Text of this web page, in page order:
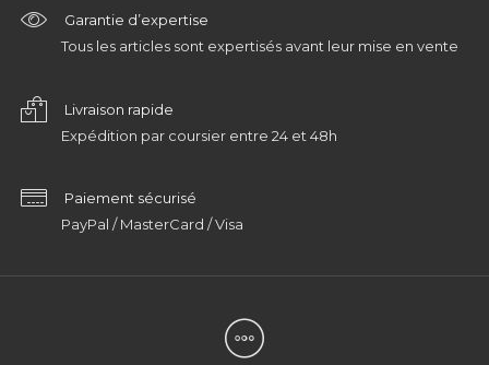
Garantie d’expertise
Tous les articles sont expertisés avant leur mise en vente
Livraison rapide
Expédition par coursier entre 24 et 48h
Paiement sécurisé
PayPal / MasterCard / Visa